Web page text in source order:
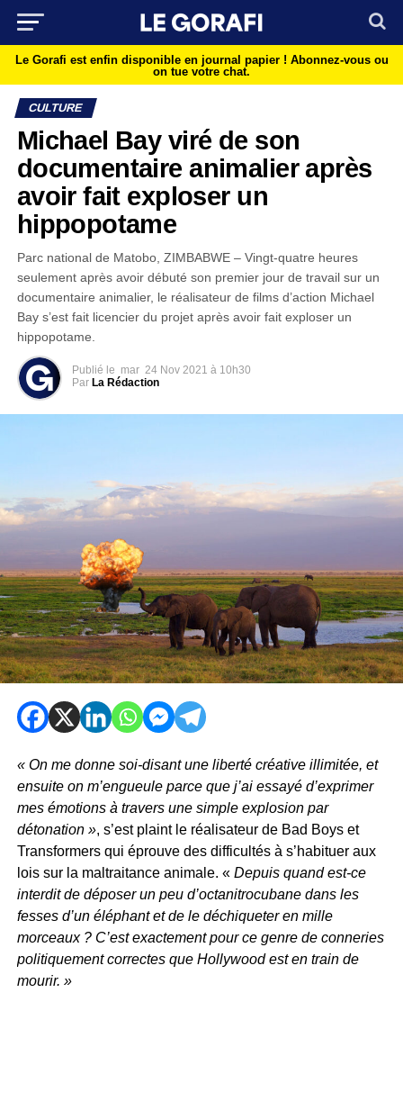
Le Gorafi est enfin disponible en journal papier ! Abonnez-vous ou
on tue votre chat.
CULTURE
Michael Bay viré de son
documentaire animalier après
avoir fait exploser un
hippopotame
Parc national de Matobo, ZIMBABWE – Vingt-quatre heures
seulement après avoir débuté son premier jour de travail sur un
documentaire animalier, le réalisateur de films d’action Michael
Bay s’est fait licencier du projet après avoir fait exploser un
hippopotame.
Publié le mar 24 Nov 2021 à 10h30
Par La Rédaction
« On me donne soi-disant une liberté créative illimitée, et
ensuite on m’engueule parce que j’ai essayé d’exprimer
mes émotions à travers une simple explosion par
détonation », s’est plaint le réalisateur de Bad Boys et
Transformers qui éprouve des difficultés à s’habituer aux
lois sur la maltraitance animale. «Depuis quand est-ce
interdit de déposer un peu d’octanitrocubane dans les
fesses d’un éléphant et de le déchiqueter en mille
morceaux ? C’est exactement pour ce genre de conneries
politiquement correctes que Hollywood est en train de
mourir. »